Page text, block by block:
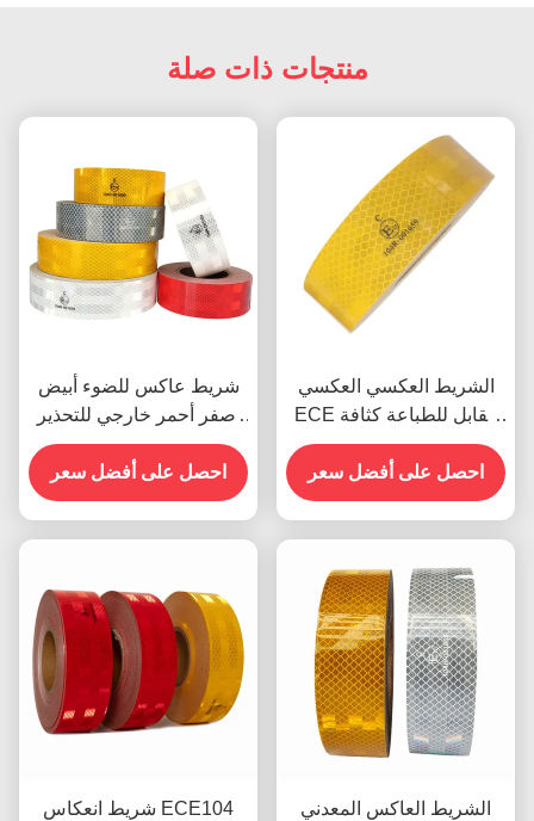
منتجات ذات صلة
شريط عاكس للضوء أبيض
أصفر أحمر خارجي للتحذير
ECE للمقطورات
احصل على أفضل سعر
الشريط العكسي العكسي
ECE القابل للطباعة كثافة
عالية
احصل على أفضل سعر
شريط انعكاس ECE104
الشريط العاكس المعدني